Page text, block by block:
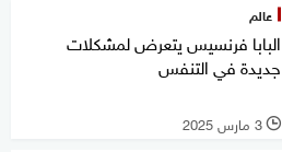
عالم
البابا فرنسيس يتعرض لمشكلات
جديدة في التنفس
l 3 مارس 2025